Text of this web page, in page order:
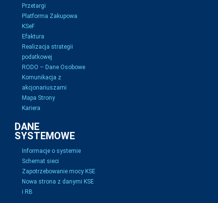
Przetargi
Platforma Zakupowa
KSeF
Efaktura
Realizacja strategii
podatkowej
RODO – Dane Osobowe
Komunikacja z
akcjonariuszami
Mapa Strony
Kariera
DANE
SYSTEMOWE
Informacje o systemie
Schemat sieci
Zapotrzebowanie mocy KSE
Nowa strona z danymi KSE
i RB